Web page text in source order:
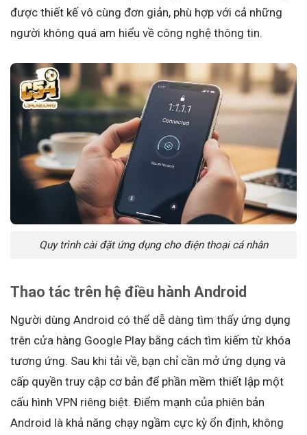
được thiết kế vô cùng đơn giản, phù hợp với cả những
người không quá am hiểu về công nghệ thông tin.
Quy trình cài đặt ứng dụng cho điện thoại cá nhân
Thao tác trên hệ điều hành Android
Người dùng Android có thể dễ dàng tìm thấy ứng dụng
trên cửa hàng Google Play bằng cách tìm kiếm từ khóa
tương ứng. Sau khi tải về, bạn chỉ cần mở ứng dụng và
cấp quyền truy cập cơ bản để phần mềm thiết lập một
cấu hình VPN riêng biệt. Điểm mạnh của phiên bản
Android là khả năng chạy ngầm cực kỳ ổn định, không